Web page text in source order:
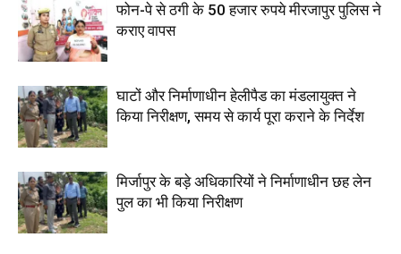
फोन-पे से ठगी के 50 हजार रुपये मीरजापुर पुलिस ने
कराए वापस
घाटों और निर्माणाधीन हेलीपैड का मंडलायुक्त ने
किया निरीक्षण, समय से कार्य पूरा कराने के निर्देश
मिर्जापुर के बड़े अधिकारियों ने निर्माणाधीन छह लेन
पुल का भी किया निरीक्षण